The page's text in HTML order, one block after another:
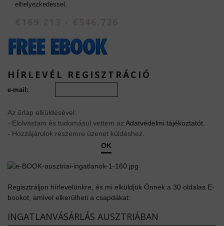
elhelyezkedéssel.
HÍRLEVÉL REGISZTRÁCIÓ
e-mail:
Az űrlap elküldésével:
- Elolvastam és tudomásul vettem az Adatvédelmi tájékoztatót
- Hozzájárulok részemre üzenet küldéshez.
OK
Regisztráljon hírlevelünkre, és mi elküldjük Önnek a 30 oldalas E-
bookot, amivel elkerülheti a csapdákat:
INGATLANVÁSÁRLÁS AUSZTRIÁBAN